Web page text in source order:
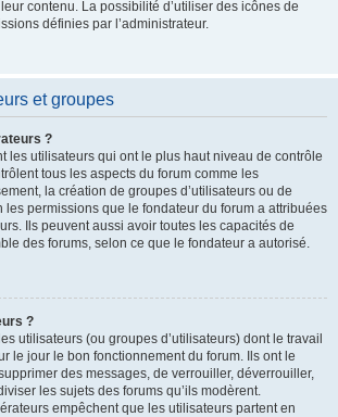
contenu. La possibilité d’utiliser des icônes de
définies par l’administrateur.
et groupes
?
les utilisateurs qui ont le plus haut niveau de contrôle
tous les aspects du forum comme les
la création de groupes d’utilisateurs ou de
les permissions que le fondateur du forum a attribuées
Ils peuvent aussi avoir toutes les capacités de
des forums, selon ce que le fondateur a autorisé.
?
utilisateurs (ou groupes d’utilisateurs) dont le travail
le jour le bon fonctionnement du forum. Ils ont le
des messages, de verrouiller, déverrouiller,
les sujets des forums qu’ils modèrent.
empêchent que les utilisateurs partent en